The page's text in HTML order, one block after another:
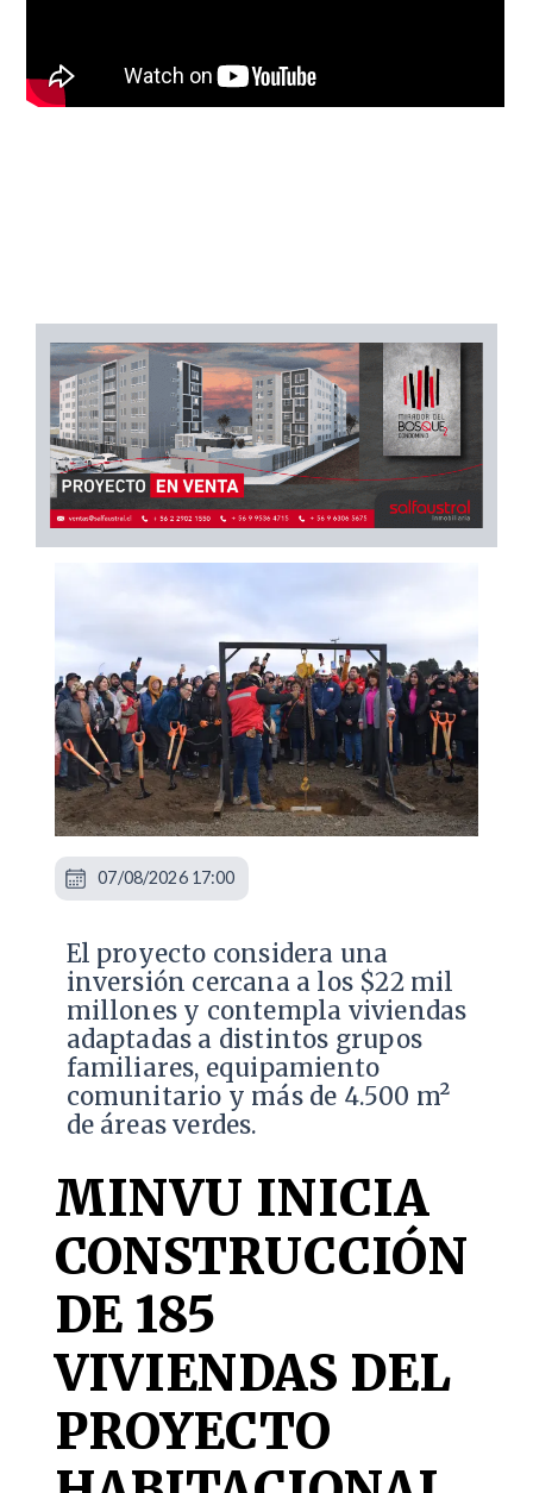
El proyecto considera una
inversión cercana a los $22 mil
millones y contempla viviendas
adaptadas a distintos grupos
familiares, equipamiento
comunitario y más de 4.500 m²
de áreas verdes.
MINVU INICIA
CONSTRUCCIÓN
DE 185
VIVIENDAS DEL
PROYECTO
07/08/2026 17:00